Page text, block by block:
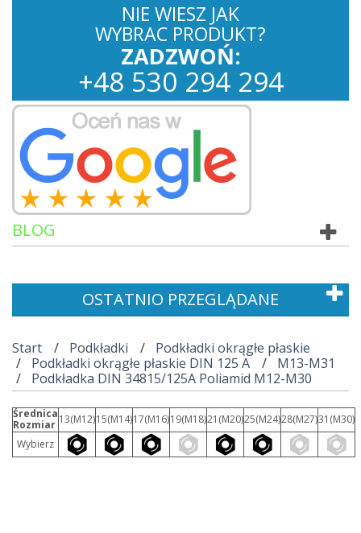
NIE WIESZ JAK
WYBRAC PRODUKT?
ZADZWOŃ:
+48 530 294 294
BLOG
OSTATNIO PRZEGLĄDANE
Start Podkładki
Podkładki okrągłe płaskie
Podkładki okrągłe płaskie DIN 125 A
M13-M31
Podkładka DIN 34815/125A Poliamid M12-M30
Średnica
Rozmiar 13(M12)15(M14)17(M16)19(M18)21(M20)25(M24)28(M27)31(M30)
Wybierz